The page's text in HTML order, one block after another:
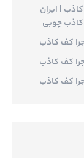
| ایران
چوبی
کف کاذب
کف کاذب
کف کاذب